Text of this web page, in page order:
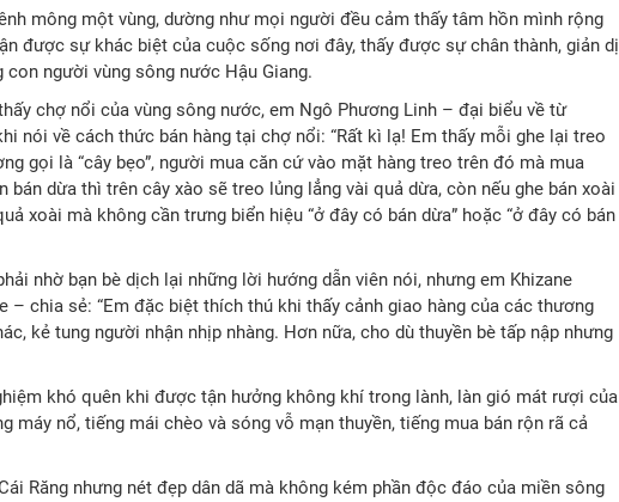
mông một vùng, dường như mọi người đều cảm thấy tâm hồn mình rộng
được sự khác biệt của cuộc sống nơi đây, thấy được sự chân thành, giản dị
người vùng sông nước Hậu Giang.
chợ nổi của vùng sông nước, em Ngô Phương Linh – đại biểu về từ
nói về cách thức bán hàng tại chợ nổi: “Rất kì lạ! Em thấy mỗi ghe lại treo
gọi là “cây bẹo”, người mua căn cứ vào mặt hàng treo trên đó mà mua
bán dừa thì trên cây xào sẽ treo lủng lẳng vài quả dừa, còn nếu ghe bán xoài
xoài mà không cần trưng biển hiệu “ở đây có bán dừa” hoặc “ở đây có bán
nhờ bạn bè dịch lại những lời hướng dẫn viên nói, nhưng em Khizane
– chia sẻ: “Em ​đặc biệt thích thú khi thấy cảnh giao hàng của các thương
kẻ tung người nhận nhịp nhàng. Hơn nữa, cho dù thuyền bè tấp nập nhưng
khó quên khi được tận hưởng không khí trong lành, làn gió mát rượi của
máy nổ, tiếng mái chèo và sóng vỗ mạn thuyền, tiếng mua bán rộn rã cả
Răng nhưng nét đẹp dân dã mà không kém phần độc đáo của miền sông